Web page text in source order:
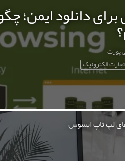
دانلود ایمن؛
پورت
تجارت الکترونیک
لپ تاپ ایسوس